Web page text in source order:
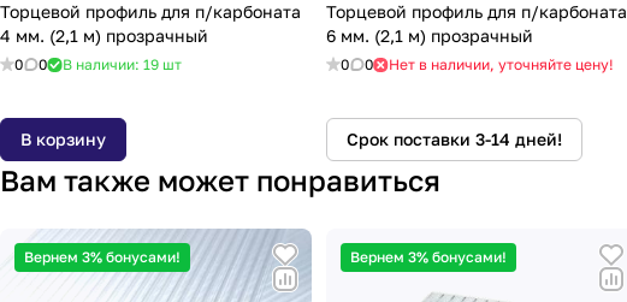
Торцевой профиль для п/карбоната
4 мм. (2,1 м) прозрачный
0 0 В наличии: 19 шт
В корзину
Торцевой профиль для п/карбоната
6 мм. (2,1 м) прозрачный
0 0 Нет в наличии, уточняйте цену!
Срок поставки 3-14 дней!
Вам также может понравиться
Вернем 3% бонусами! Вернем 3% бонусами!